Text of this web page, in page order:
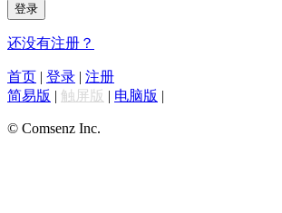
登录
还没有注册？
首页 | 登录 | 注册
简易版 | 触屏版 | 电脑版 |
© Comsenz Inc.